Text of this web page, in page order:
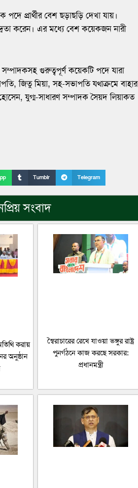
প্রার্থীর বেশ ছড়াছড়ি দেখা যায়।
করেন। এর মধ্যে বেশ কয়েকজন নারী
গুরুত্বপূর্ণ কয়েকটি পদে যারা
জিতু মিয়া, সহ-সভাপতি যথাক্রমে বাহার
যুগ্ম-সাধারণ সম্পাদক সৈয়দ লিয়াকত
Tumblr Telegram
সংবাদ
করায়
অনুষ্ঠান
স্বৈরাচারের রেখে যাওয়া ভঙ্গুর রাষ্ট্র
পুনর্গঠনে কাজ করছে সরকার:
প্রধানমন্ত্রী